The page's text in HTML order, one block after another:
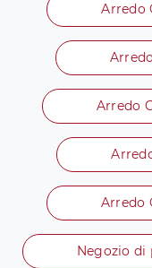
Arredo
Arredo
Arredo
Negozio di